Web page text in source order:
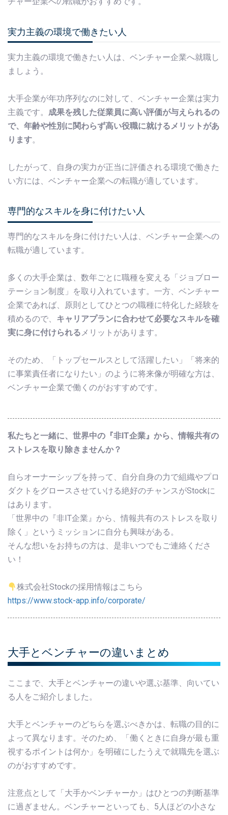
実力主義の環境で働きたい人
実力主義の環境で働きたい人は、ベンチャー企業へ就職し
ましょう。
大手企業が年功序列なのに対して、ベンチャー企業は実力
主義です。 成果を残した従業員に高い評価が与えられるの
で、年齢や性別に関わらず高い役職に就けるメリットがあ
ります。
したがって、自身の実力が正当に評価される環境で働きた
い方には、ベンチャー企業への転職が適しています。
専門的なスキルを身に付けたい人
専門的なスキルを身に付けたい人は、ベンチャー企業への
転職が適しています。
多くの大手企業は、数年ごとに職種を変える「ジョブロー
テーション制度」を取り入れています。一方、ベンチャー
企業であれば、原則としてひとつの職種に特化した経験を
積めるので、 キャリアプランに合わせて必要なスキルを確
実に身に付けられるメリットがあります。
そのため、「トップセールスとして活躍したい」「将来的
に事業責任者になりたい」のように将来像が明確な方は、
ベンチャー企業で働くのがおすすめです。
私たちと一緒に、世界中の『非IT企業』から、情報共有の
ストレスを取り除きませんか？
自らオーナーシップを持って、自分自身の力で組織やプロ
ダクトをグロースさせていける絶好のチャンスがStockに
はあります。
「世界中の『非IT企業』から、情報共有のストレスを取り
除く」というミッションに自分も興味がある。
そんな想いをお持ちの方は、是非いつでもご連絡くださ
い！
株式会社Stockの採用情報はこちら
https://www.stock-app.info/corporate/
大手とベンチャーの違いまとめ
ここまで、大手とベンチャーの違いや選ぶ基準、向いてい
る人をご紹介しました。
大手とベンチャーのどちらを選ぶべきかは、転職の目的に
よって異なります。そのため、「働くときに自身が最も重
視するポイントは何か」を明確にしたうえで就職先を選ぶ
のがおすすめです。
注意点として「大手かベンチャーか」はひとつの判断基準
に過ぎません。ベンチャーといっても、5人ほどの小さな